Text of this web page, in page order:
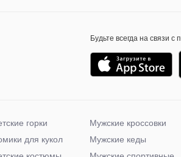
Будьте всегда на связи
горки
для кукол
Мужские кроссовки
Мужские кеды